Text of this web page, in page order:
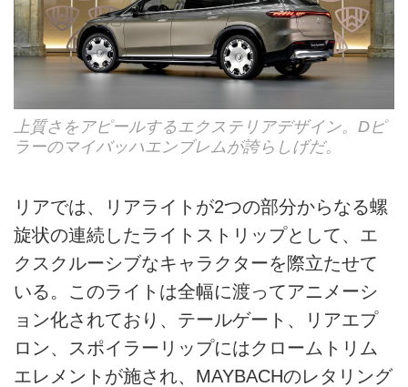
上質さをアピールするエクステリアデザイン。Dピ
ラーのマイバッハエンブレムが誇らしげだ。
リアでは、リアライトが2つの部分からなる螺
旋状の連続したライトストリップとして、エ
クスクルーシブなキャラクターを際立たせて
いる。このライトは全幅に渡ってアニメーシ
ョン化されており、テールゲート、リアエプ
ロン、スポイラーリップにはクロームトリム
エレメントが施され、MAYBACHのレタリング